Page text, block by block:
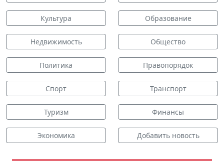
Культура Образование
Недвижимость Общество
Политика Правопорядок
Спорт Транспорт
Туризм Финансы
Экономика Добавить новость